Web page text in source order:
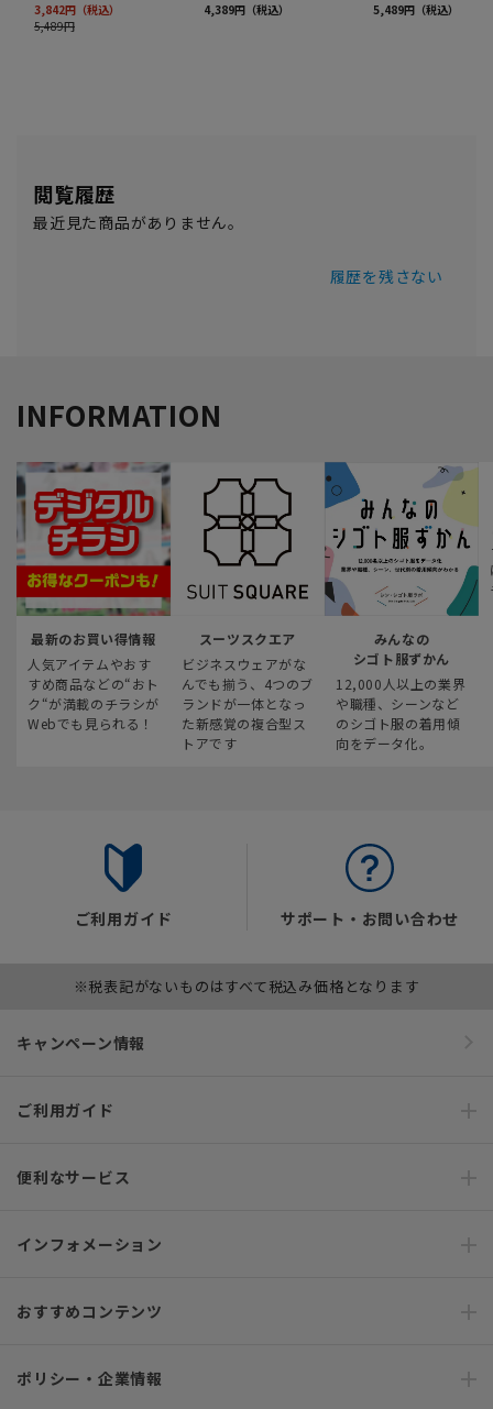
閲覧履歴
最近見た商品がありません。
履歴を残さない
INFORMATION
最新のお買い得情報
人気アイテムやおす
すめ商品などの“おト
ク“が満載のチラシが
Webでも見られる！
スーツスクエア
ビジネスウェアがな
んでも揃う、4つのブ
ランドが一体となっ
た新感覚の複合型ス
トアです
みんなの
シゴト服ずかん
12,000人以上の業界
や職種、シーンなど
のシゴト服の着用傾
向をデータ化。
ご利用ガイド サポート・お問い合わせ
※税表記がないものはすべて税込み価格となります
キャンペーン情報
ご利用ガイド
便利なサービス
インフォメーション
おすすめコンテンツ
ポリシー・企業情報